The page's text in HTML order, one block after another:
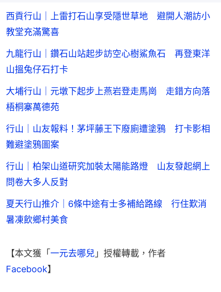
西貢行山｜上雷打石山享受隱世草地 避開人潮訪小
教堂充滿驚喜
九龍行山｜鑽石山站起步訪空心樹鯊魚石 再登東洋
山搵兔仔石打卡
大埔行山｜元墩下起步上燕岩登走馬崗 走錯方向落
梧桐寨萬德苑
行山｜山友報料！茅坪藤王下廢廁遭塗鴉 打卡影相
難避塗鴉圖案
行山｜柏架山道研究加裝太陽能路燈 山友發起網上
問卷大多人反對
夏天行山推介｜6條中途有士多補給路線 行住歎消
暑凍飲鄉村美食
【本文獲「 一元去哪兒 」授權轉載，作者
Facebook】